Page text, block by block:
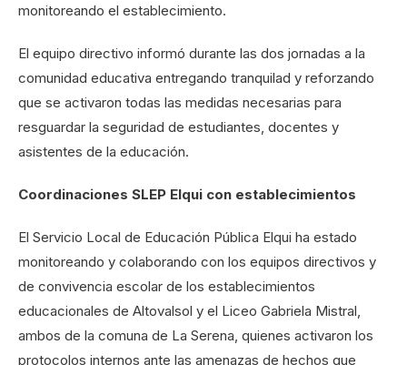
monitoreando el establecimiento.
El equipo directivo informó durante las dos jornadas a la
comunidad educativa entregando tranquilad y reforzando
que se activaron todas las medidas necesarias para
resguardar la seguridad de estudiantes, docentes y
asistentes de la educación.
Coordinaciones SLEP Elqui con establecimientos
El Servicio Local de Educación Pública Elqui ha estado
monitoreando y colaborando con los equipos directivos y
de convivencia escolar de los establecimientos
educacionales de Altovalsol y el Liceo Gabriela Mistral,
ambos de la comuna de La Serena, quienes activaron los
protocolos internos ante las amenazas de hechos que